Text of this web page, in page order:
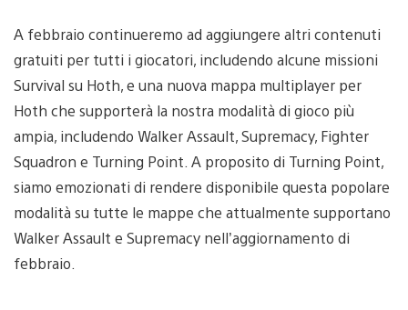
A febbraio continueremo ad aggiungere altri contenuti
gratuiti per tutti i giocatori, includendo alcune missioni
Survival su Hoth, e una nuova mappa multiplayer per
Hoth che supporterà la nostra modalità di gioco più
ampia, includendo Walker Assault, Supremacy, Fighter
Squadron e Turning Point. A proposito di Turning Point,
siamo emozionati di rendere disponibile questa popolare
modalità su tutte le mappe che attualmente supportano
Walker Assault e Supremacy nell’aggiornamento di
febbraio.